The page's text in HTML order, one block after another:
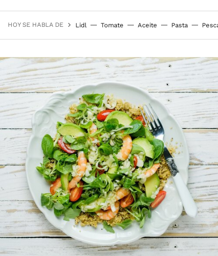
HOY SE HABLA DE Lidl Tomate Aceite Pasta